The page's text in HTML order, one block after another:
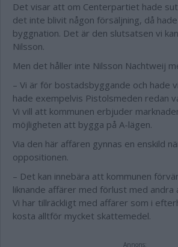
Det visar att om Centerpartiet hade
det inte blivit någon försäljning, då
byggnation. Det är den slutsatsen vi
Nilsson.
Men det håller inte Nilsson Nachtweij
– Vi är för bostadsbyggande och hade
hade exempelvis Pistolsmeden redan
Vi vill att kommunen erbjuder
möjligheten att bygga på A-lägen.
Via den här affären gynnas en enskild
oppositionen.
– Det kan innebära att kommunen
liknande affärer med förlust med
Vi har tillräckligt med affärer som i
kosta alltför mycket skattemedel.
Annons: